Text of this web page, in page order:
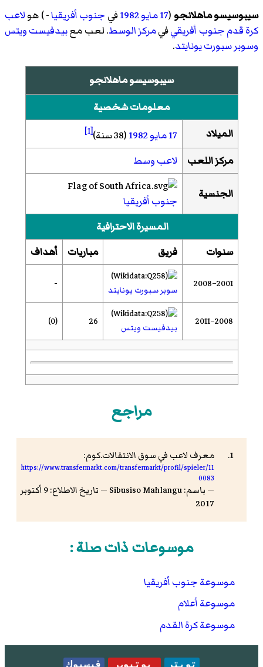
سيبوسيسو ماهلانجو (17 مايو 1982في جنوب أفريقيا- ) هولاعب
كرة قدمجنوب أفريقيفيمركزالوسط. لعب معبيدفيست ويتس
وسوبر سبورت يونايتد.
سيبوسيسو ماهلانجو
معلومات شخصية
الميلاد
17 مايو 1982(38 سنة) [1]
مركز اللعب لاعب وسط
الجنسية
جنوب أفريقيا
المسيرة الاحترافية
سنوات
فريق مباريات أهداف
2001–2008
سوبر سبورت يونايتد -
2008–2011
بيدفيست ويتس
26
(0)
مراجع
معرف لاعب في سوق الانتقالات.كوم:
https://www.transfermarkt.com/transfermarkt/profil/spieler/11
0083
— باسم: Sibusiso Mahlangu — تاريخ الاطلاع: 9 أكتوبر
2017
موسوعات ذات صلة :
موسوعة جنوب أفريقيا
موسوعة أعلام
موسوعة كرة القدم
تويتر يوتيوب فيسبوك